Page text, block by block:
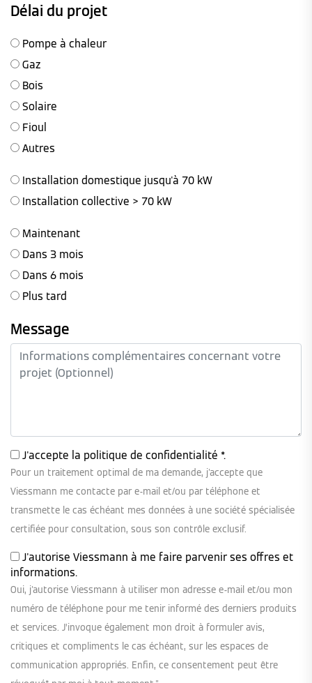
Délai du projet
Pompe à chaleur
Gaz
Bois
Solaire
Fioul
Autres
Installation domestique jusqu'à 70 kW
Installation collective > 70 kW
Maintenant
Dans 3 mois
Dans 6 mois
Plus tard
Message
J'accepte la politique de confidentialité *.
Pour un traitement optimal de ma demande, j'accepte que
Viessmann me contacte par e-mail et/ou par téléphone et
transmette le cas échéant mes données à une société spécialisée
certifiée pour consultation, sous son contrôle exclusif.
J'autorise Viessmann à me faire parvenir ses offres et
informations.
Oui, j'autorise Viessmann à utiliser mon adresse e-mail et/ou mon
numéro de téléphone pour me tenir informé des derniers produits
et services. J’invoque également mon droit à formuler avis,
critiques et compliments le cas échéant, sur les espaces de
communication appropriés. Enfin, ce consentement peut être